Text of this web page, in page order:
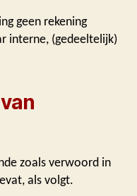
geen rekening
interne, (gedeeltelijk)
zoals verwoord in
als volgt.